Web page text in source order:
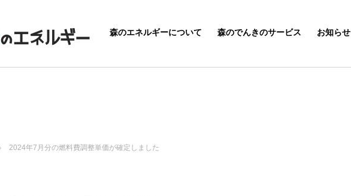
森のエネルギーについて 森のでんきのサービス お知らせ
2024年7月分の燃料費調整単価が確定しました